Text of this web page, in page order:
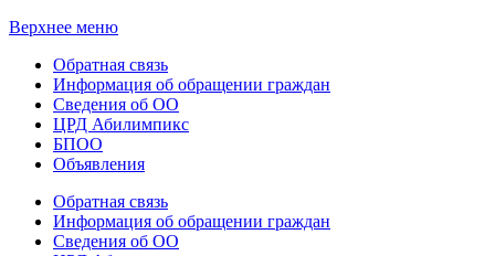
Верхнее меню
Обратная связь
Информация об обращении граждан
Сведения об ОО
ЦРД Абилимпикс
БПОО
Объявления
Обратная связь
Информация об обращении граждан
Сведения об ОО